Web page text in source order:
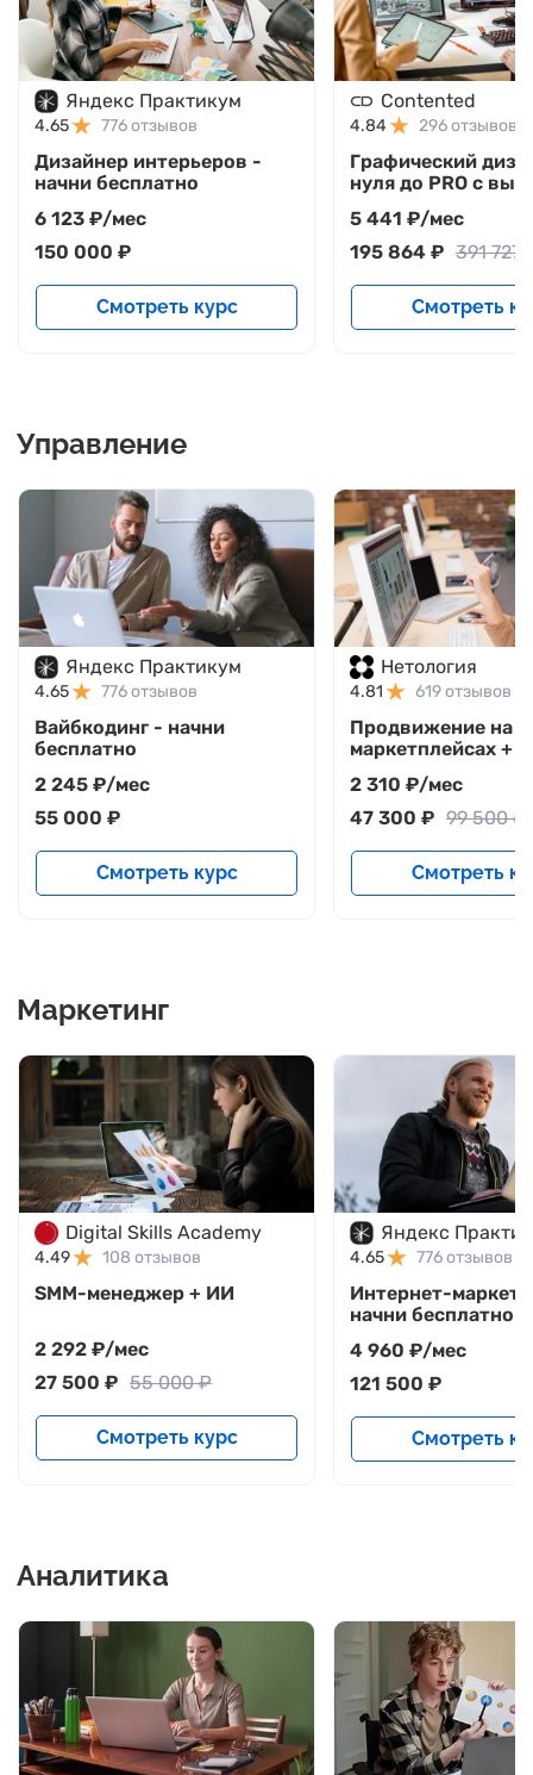
Яндекс Практикум
4.65 776 отзывов
Дизайнер интерьеров -
начни бесплатно
6 123 ₽/мес
150 000 ₽
Смотреть курс
Contented
4.84 296 отзывов
Графический
нуля до PRO с
диплома + 5
подарок
5 441 ₽/мес
195 864 ₽ 391 727
Смотреть
Управление
Яндекс Практикум
4.65 776 отзывов
Вайбкодинг - начни
бесплатно
2 245 ₽/мес
55 000 ₽
Смотреть курс
Нетология
4.81 619 отзывов
Продвижение на
маркетплейсах +
подарок
2 310 ₽/мес
47 300 ₽ 99 500 ₽
Смотреть
Маркетинг
Digital Skills Academy
4.49 108 отзывов
SMM-менеджер + ИИ
2 292 ₽/мес
27 500 ₽ 55 000 ₽
Смотреть курс
Яндекс
4.65 776 отзывов
Интернет-
начни бесплатно
4 960 ₽/мес
121 500 ₽
Смотреть
Аналитика